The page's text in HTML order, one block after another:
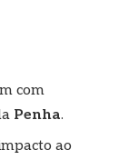
com
Penha.
ao